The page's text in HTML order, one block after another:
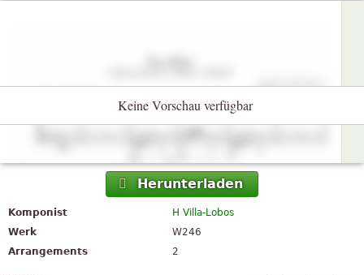
Keine Vorschau verfügbar
Herunterladen
Komponist
H Villa-Lobos
Werk
W246
Arrangements
2